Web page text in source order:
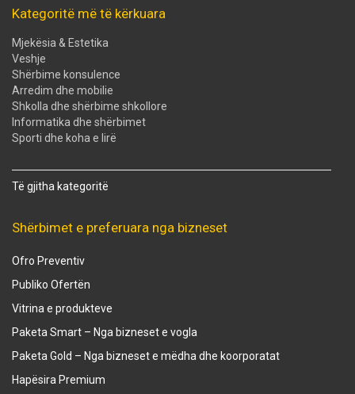
Kategoritë më të kërkuara
Mjekësia & Estetika
Veshje
Shërbime konsulence
Arredim dhe mobilie
Shkolla dhe shërbime shkollore
Informatika dhe shërbimet
Sporti dhe koha e lirë
Të gjitha kategoritë
Shërbimet e preferuara nga bizneset
Ofro Preventiv
Publiko Ofertën
Vitrina e produkteve
Paketa Smart – Nga bizneset e vogla
Paketa Gold – Nga bizneset e mëdha dhe koorporatat
Hapësira Premium